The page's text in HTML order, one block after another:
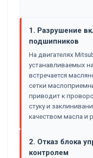
1. Разрушение
подшипников
На двигателях
устанавливаемых
встречается
сетки
приводит к
стуку и
качеством масла и
2. Отказ блока
контролем